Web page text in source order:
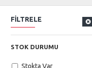
FILTRELE
STOK DURUMU
Stokta Var